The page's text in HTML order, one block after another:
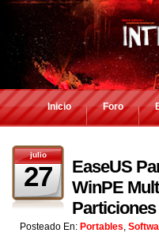
Inicio Foro
julio
27
EaseUS
WinPE
Posteado En: Portables,